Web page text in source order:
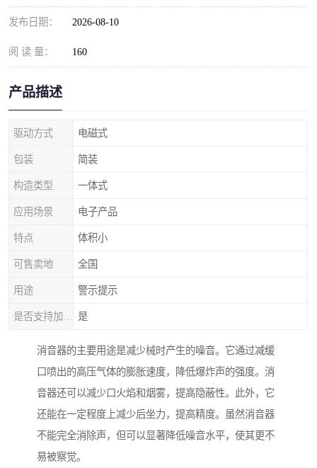
发布日期： 2026-08-10
阅 读 量： 160
产品描述
驱动方式 电磁式
包装 简装
构造类型 一体式
应用场景 电子产品
特点 体积小
可售卖地 全国
用途 警示提示
是
消音器的主要用途是减少械时产生的噪音。它通过减缓
口喷出的高压气体的膨胀速度，降低爆炸声的强度。消
音器还可以减少口火焰和烟雾，提高隐蔽性。此外，它
还能在一定程度上减少后坐力，提高精度。虽然消音器
不能完全消除声，但可以显著降低噪音水平，使其更不
易被察觉。